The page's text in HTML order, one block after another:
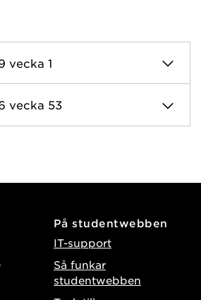
vecka 1
vecka 53
På studentwebben
IT-support
Så funkar
studentwebben